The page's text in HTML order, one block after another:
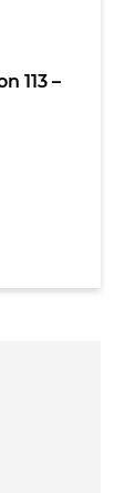
113 –